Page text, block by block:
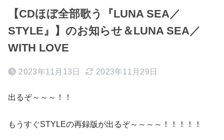
【CDほぼ全部歌う『LUNA SEA／
STYLE』】のお知らせ＆LUNA SEA／
WITH LOVE
2023年11月13日 2023年11月29日
出るぞ～～～！！
もうすぐSTYLEの再録版が出るぞ～～～～！！！！！